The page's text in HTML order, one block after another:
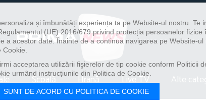
Școală Hrană Live TV
și îmbunătăți experiența ta pe Website-ul nostru. Te
(UE) 2016/679 privind protecția persoanelor
a acestor date. Înainte de a continua navigarea pe Website-
acceptarea utilizării fişierelor de tip cookie conform Politicii
urmând instrucțiunile din Politica de Cookie.
SUNT DE ACORD CU POLITICA DE COOKIE